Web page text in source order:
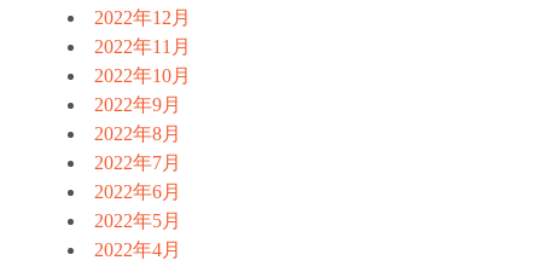
2022年12月
2022年11月
2022年10月
2022年9月
2022年8月
2022年7月
2022年6月
2022年5月
2022年4月